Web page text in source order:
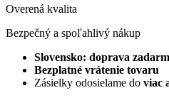
Overená kvalita
Bezpečný a spoľahlivý nákup
Slovensko: doprava
Bezplatné vrátenie tovaru
Zásielky odosielame do viac